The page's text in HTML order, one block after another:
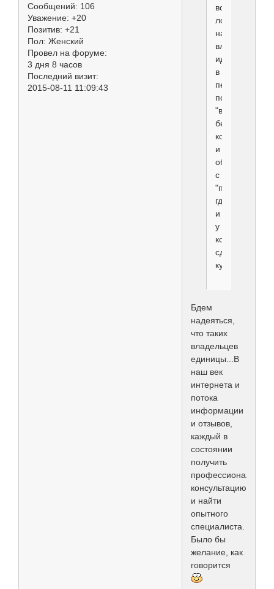
Сообщений: 106
Уважение: +20
Позитив: +21
Пол: Женский
Провел на форуме:
3 дня 8 часов
Последний визит:
2015-08-11 11:09:43
всего
ложится
на
идут
в
первую
попавшуюся
"ветеринарку",
без
консультаций
и
обсуждения
с
где
и
у
кого
сделать
купировку.
Бдем
надеяться,
что таких
владельцев
единицы...В
наш век
интернета и
потока
информации
и отзывов,
каждый в
состоянии
получить
профессиональную
консультацию
и найти
опытного
специалиста.
Было бы
желание, как
говорится